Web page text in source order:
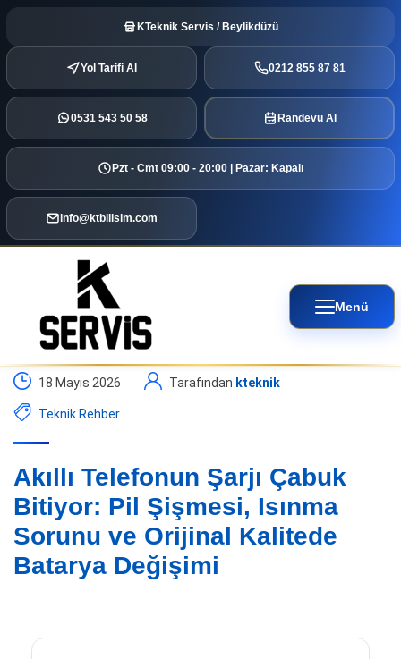
KTeknik Servis / Beylikdüzü
Yol Tarifi Al 0212 855 87 81
0531 543 50 58 Randevu Al
Pzt - Cmt 09:00 - 20:00 | Pazar: Kapalı
info@ktbilisim.com
Menü
18 Mayıs 2026 Tarafından kteknik
Teknik Rehber
Akıllı Telefonun Şarjı Çabuk
Bitiyor: Pil Şişmesi, Isınma
Sorunu ve Orijinal Kalitede
Batarya Değişimi